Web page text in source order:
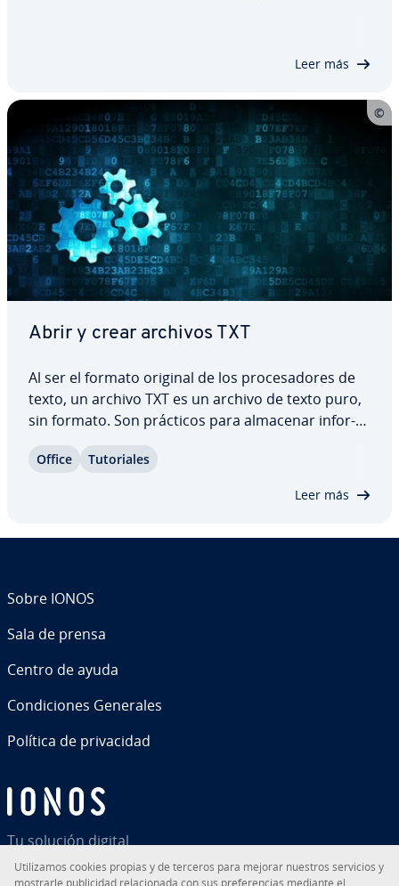
Leer más
Abrir y crear archivos TXT
Al ser el formato original de los pro­ce­sa­do­res de
texto, un archivo TXT es un archivo de texto puro,
sin formato. Son prácticos para almacenar in­fo­r­
formato es­pe­cí­fi­co. La ventaja: no se necesita un
Office Tu­to­ria­les
Leer más
Tu solución digital
Sobre IONOS
Sala de prensa
Centro de ayuda
Co­n­di­cio­nes Generales
Política de pri­va­ci­dad
Uti­li­za­mos cookies propias y de terceros para mejorar nuestros servicios y
mostrarle pu­bli­ci­dad re­la­cio­na­da con sus pre­fe­re­n­cias mediante el